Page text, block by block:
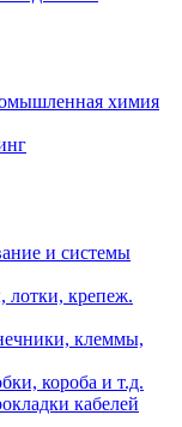
химия
и системы
лотки, крепеж.
клеммы,
короба и т.д.
кабелей